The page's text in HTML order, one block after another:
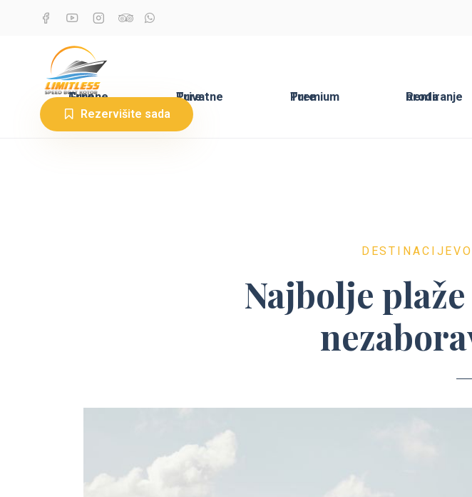
Grupne Ture Privatne Ture Premium Ture Rentiranje broda
Rezervišite sada
DESTINACIJE
Najbolje